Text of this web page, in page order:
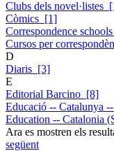
Clubs dels novel·listes
Còmics [1]
Correspondence
Cursos per
D
Diaris [3]
E
Editorial Barcino [8]
Educació -- Catalunya
Education -- Catalonia
Ara es mostren els
següent